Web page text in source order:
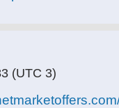
(UTC 3)